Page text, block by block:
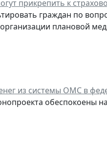
прикрепить к
граждан по
плановой
из системы ОМС в